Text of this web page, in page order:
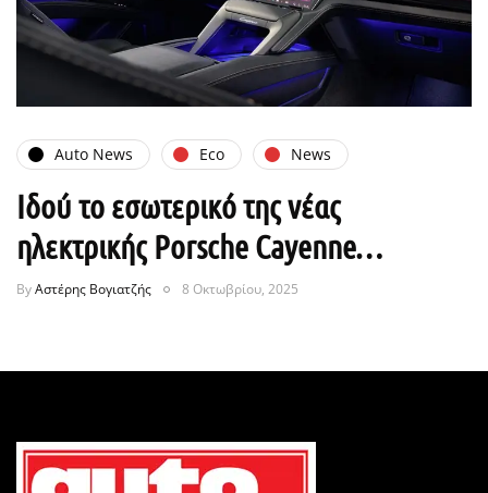
Auto News Eco News
Ιδού το εσωτερικό της νέας
ηλεκτρικής Porsche Cayenne…
ByΑστέρης Βογιατζής 8 Οκτωβρίου, 2025